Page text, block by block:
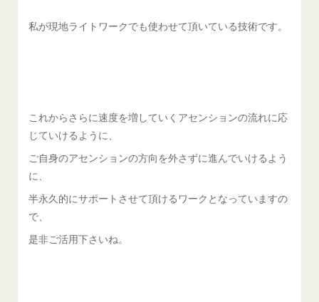
私が現地ライトワークでも使わせて頂いている技術です。
これからさらに速度を増していくアセンションの流れに応
じていけるように、
ご自身のアセンションの方向を外さずに進んでいけるよう
に、
半永久的にサポートさせて頂けるワークとなっていますの
で、
是非ご活用下さいね。